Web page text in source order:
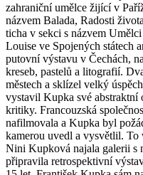
zahraniční umělce žijící v
názvem Balada, Radosti
ticha v sekci s názvem
Louise ve Spojených státech
putovní výstavu v Čechách,
kreseb, pastelů a litografií.
městech a sklízel velký
vystavil Kupka své abstraktní
kritiky. Francouzská
nafilmovala a Kupka byl
kamerou uvedl a vysvětlil.
Nini Kupková najala galerii s
připravila retrospektivní